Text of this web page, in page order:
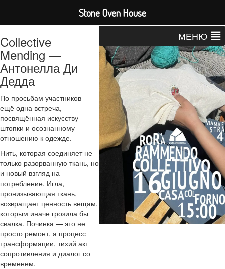
Collective
Mending —
Антонелла Ди
Дедда
По просьбам участников —
ещё одна встреча,
посвящённая искусству
штопки и осознанному
отношению к одежде.
Нить, которая соединяет не
только разорванную ткань, но
и новый взгляд на
потребление. Игла,
пронизывающая ткань,
возвращает ценность вещам,
которым иначе грозила бы
свалка. Починка — это не
просто ремонт, а процесс
трансформации, тихий акт
сопротивления и диалог со
временем.
МЕНЮ
Stone Oven House